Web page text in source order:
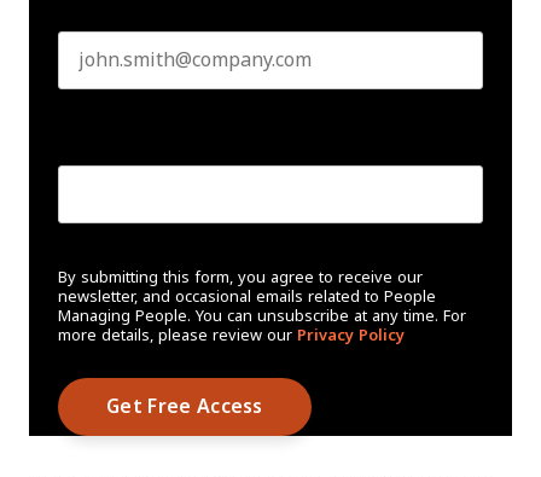
By submitting this form, you agree to receive our
newsletter, and occasional emails related to People
Managing People. You can unsubscribe at any time. For
more details, please review our Privacy Policy